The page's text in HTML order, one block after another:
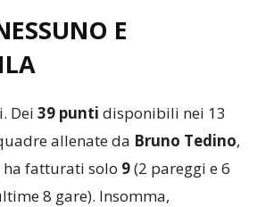
E
Dei 39 punti disponibili nei 13
allenate da Bruno Tedino,
ha fatturati solo 9(2 pareggi e 6
8 gare). Insomma,